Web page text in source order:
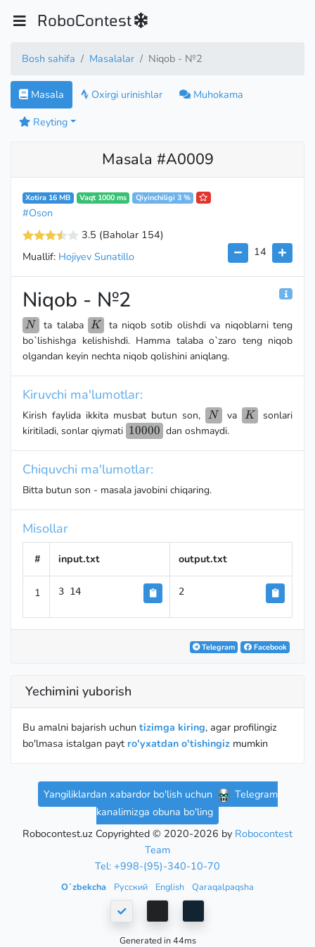
RoboContest
Bosh sahifa Masalalar Niqob - №2
Masala Oxirgi urinishlar
Muhokama
Reyting
Masala #A0009
Xotira 16 MB Vaqt 1000 ms Qiyinchiligi 3 %
#Oson
3.5 (Baholar 154)
14
Muallif: Hojiyev Sunatillo
Niqob - №2
N
N ta talaba K
K
ta niqob sotib olishdi va niqoblarni teng
bo`lishishga kelishishdi. Hamma talaba o`zaro teng niqob
olgandan keyin nechta niqob qolishini aniqlang.
Kiruvchi ma'lumotlar:
Kirish faylida ikkita musbat butun son, N
N va K
K
sonlari
kiritiladi, sonlar qiymati 10000
10000 dan oshmaydi.
Chiquvchi ma'lumotlar:
Bitta butun son - masala javobini chiqaring.
Misollar
# input.txt output.txt
1 3 14 2
Telegram Facebook
Yechimini yuborish
Bu amalni bajarish uchun tizimga kiring, agar profilingiz
bo'lmasa istalgan payt ro'yxatdan o'tishingiz mumkin
Yangiliklardan xabardor bo'lish uchun
Telegram
kanalimizga obuna bo'ling
Robocontest.uz Copyrighted © 2020-2026 by Robocontest
Team
Tel: +998-(95)-340-10-70
Oʻzbekcha Русский English Qaraqalpaqsha
Generated in 44ms